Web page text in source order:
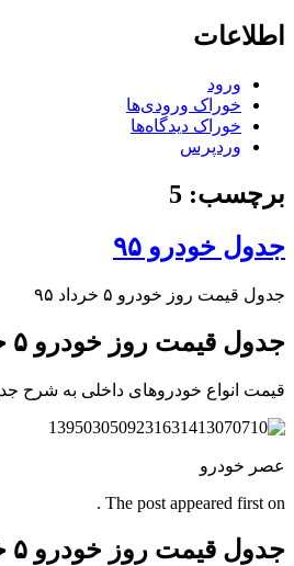
اطلاعات
ورود
خوراک ورودی‌ها
خوراک دیدگاه‌ها
وردپرس
برچسب: 5
جدول خودرو ۹۵
جدول قیمت روز خودرو ۵ خرداد ۹۵
جدول قیمت روز خودرو ۵ خرداد ۹۵
قیمت انواع خودروهای داخلی به شرح
عصر خودرو
The post appeared first on .
جدول قیمت روز خودرو ۵ خرداد ۹۵